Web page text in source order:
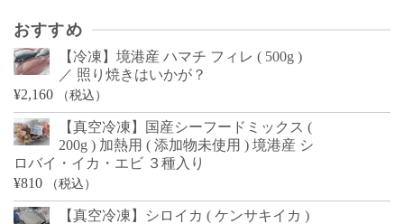
おすすめ
【冷凍】境港産 ハマチ フィレ ( 500g )
／ 照り焼きはいかが？
¥2,160 （税込）
【真空冷凍】国産シーフードミックス (
200g ) 加熱用 ( 添加物未使用 ) 境港産 シ
ロバイ・イカ・エビ ３種入り
¥810 （税込）
【真空冷凍】シロイカ ( ケンサキイカ )